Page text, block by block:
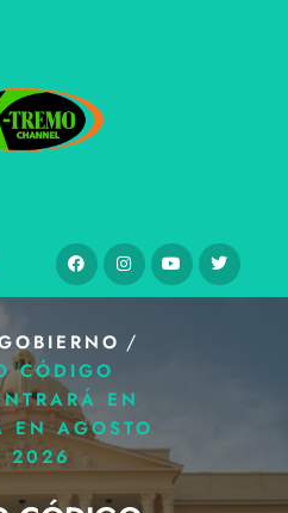
/
CÓDIGO
EN
EN AGOSTO
2026